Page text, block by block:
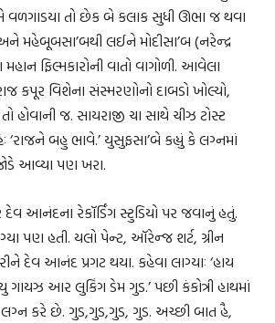
વળગાડયા તો છેક બે કલાક સુધી ઊભા જ થવા
અને મહેબૂબસા’બથી લઈને મોદીસા’બ (નરેન્દ્ર
ફિલ્મકારોની વાતો વાગોળી. આવેલા
કપૂર વિશેના સંસ્મરણોનો દાબડો ખોલ્યો,
હોવાની જ. સાયરાજી ચા સાથે ચીઝ ટોસ્ટ
‘રાજને બહુ ભાવે.’ યુસુફસા’બે કહ્યું કે લગ્નમાં
આવ્યા પણ ખરા.
દેવ આનંદના રેકૉર્ડિંગ સ્ટુડિયો પર જવાનું હતું.
પણ હતી. યલો પેન્ટ, ઑરેન્જ શર્ટ, ગ્રીન
દેવ આનંદ પ્રગટ થયા. કહેવા લાગ્યાઃ ‘હાય
આર લુકિંગ ડેમ ગુડ.’ પછી કંકોત્રી હાથમાં
કરે છે. ગુડ,ગુડ,ગુડ, ગુડ. અચ્છી બાત હૈ,